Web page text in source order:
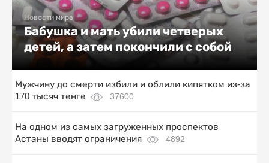
Новости мира
Бабушка и мать убили четверых
детей, а затем покончили с собой
Мужчину до смерти избили и облили кипятком из-за
170 тысяч тенге
37600
На одном из самых загруженных проспектов
Астаны вводят ограничения
4892